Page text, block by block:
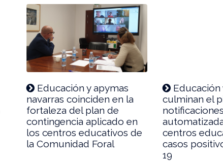
Educación y apymas
navarras coinciden en la
fortaleza del plan de
contingencia aplicado en
los centros educativos de
la Comunidad Foral
Educación
culminan el
notificaciones
centros
casos
19